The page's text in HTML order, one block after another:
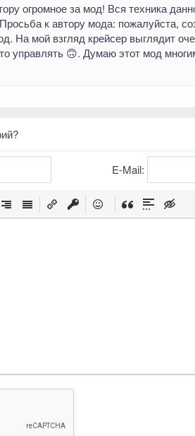
огромное за мод! Вся техника
к автору мода: пожалуйста,
На мой взгляд крейсер выглядит
управлять 🙃. Думаю этот мод
E-Mail: